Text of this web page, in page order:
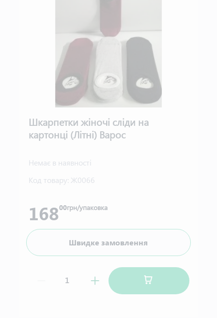
Шкарпетки жіночі сліди на
картонці (Літні) Варос
Немає в наявності
Код товару: Ж0066
16800грн/упаковка
Швидке замовлення